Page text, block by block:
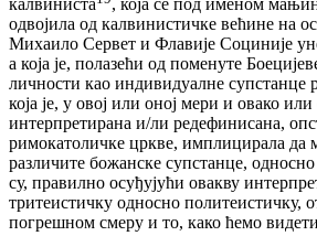
калвиниста
, која се под именом
одвојила од калвинистичке већине на
Михаило Сервет и Флавије Социније
а која је, полазећи од поменуте
личности као индивидуалне супстанце
која је, у овој или оној мери и овако
интерпретирана и/ли редефинисана,
римокатоличке цркве, имплицирала да
различите божанске супстанце,
су, правилно осуђујући овакву
тритеистичку односно политеистичку,
погрешном смеру и то, како ћемо